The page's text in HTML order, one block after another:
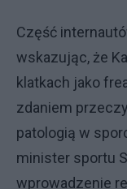
Część
wskazując, że
klatkach jako
zdaniem
patologią w
minister sportu
wprowadzenie